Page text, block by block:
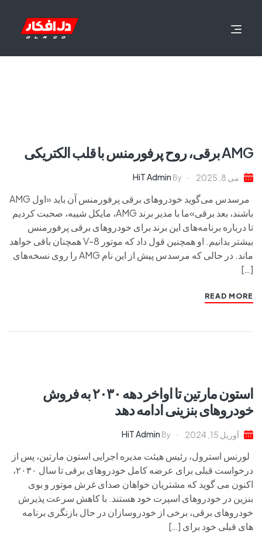
AMG برقی، روح پرفورمنس با قلب الکتریکی
می 8, 2025 By
HiT Admin
مرسدس می‌گوید خودروهای برقی پرفورمنس آن باید «اول AMG
باشند، بعد برقی»ما با مدیر برند AMG، مایکل شیبه، صحبت کردیم
تا درباره برنامه‌های این برند برای خودروهای برقی پرفورمنس
بیشتر بدانیم. او همچنین قول داد که موتور V-8 همچنان باقی خواهد
ماند. در حالی که مرسدس پیش از این نام AMG را روی نسخه‌های
[…]
READ MORE
استون مارتین تا اواخر دهه ۲۰۳۰ به فروش
خودروهای بنزینی ادامه دهد
آوریل 15, 2024 By
HiT Admin
لورنس استرول، رئیس هیئت مدیره اجرایی استون مارتین، پس از
درخواست قبلی برای عرضه کامل خودروهای برقی تا سال ۲۰۳۰،
اکنون می گوید که مشتریان خواهان صدای غرش موتور و بوی
بنزین در خودروهای اسپرت خود هستند. با کاهش سرعت پذیرش
خودروهای برقی، برخی از خودروسازان در حال بازنگری برنامه
های قبلی خود برای […]